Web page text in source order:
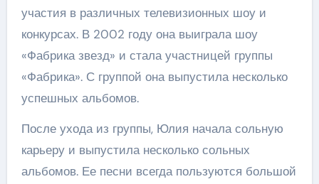
участия в различных телевизионных шоу и
конкурсах. В 2002 году она выиграла шоу
«Фабрика звезд» и стала участницей группы
«Фабрика». С группой она выпустила несколько
успешных альбомов.
После ухода из группы, Юлия начала сольную
карьеру и выпустила несколько сольных
альбомов. Ее песни всегда пользуются большой